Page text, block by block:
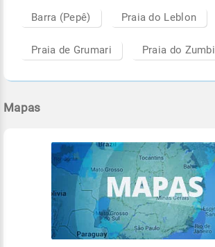
Barra (Pepê) Praia do Leblon
Praia de Grumari Praia do Zumbi
Mapas